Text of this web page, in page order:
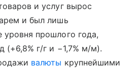
и услуг вырос
и был лишь
уровня прошлого года,
(+6,8% г/г и −1,7% м/м).
валюты крупнейшими